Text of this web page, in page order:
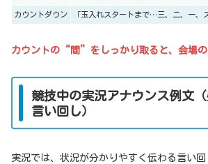
カウントダウン 「玉入れスタートまで…三、二、一、
カウントの“間”をしっかり取ると、会場の
競技中の実況アナウンス例文
言い回し）
実況では、状況が分かりやすく伝わる言い回